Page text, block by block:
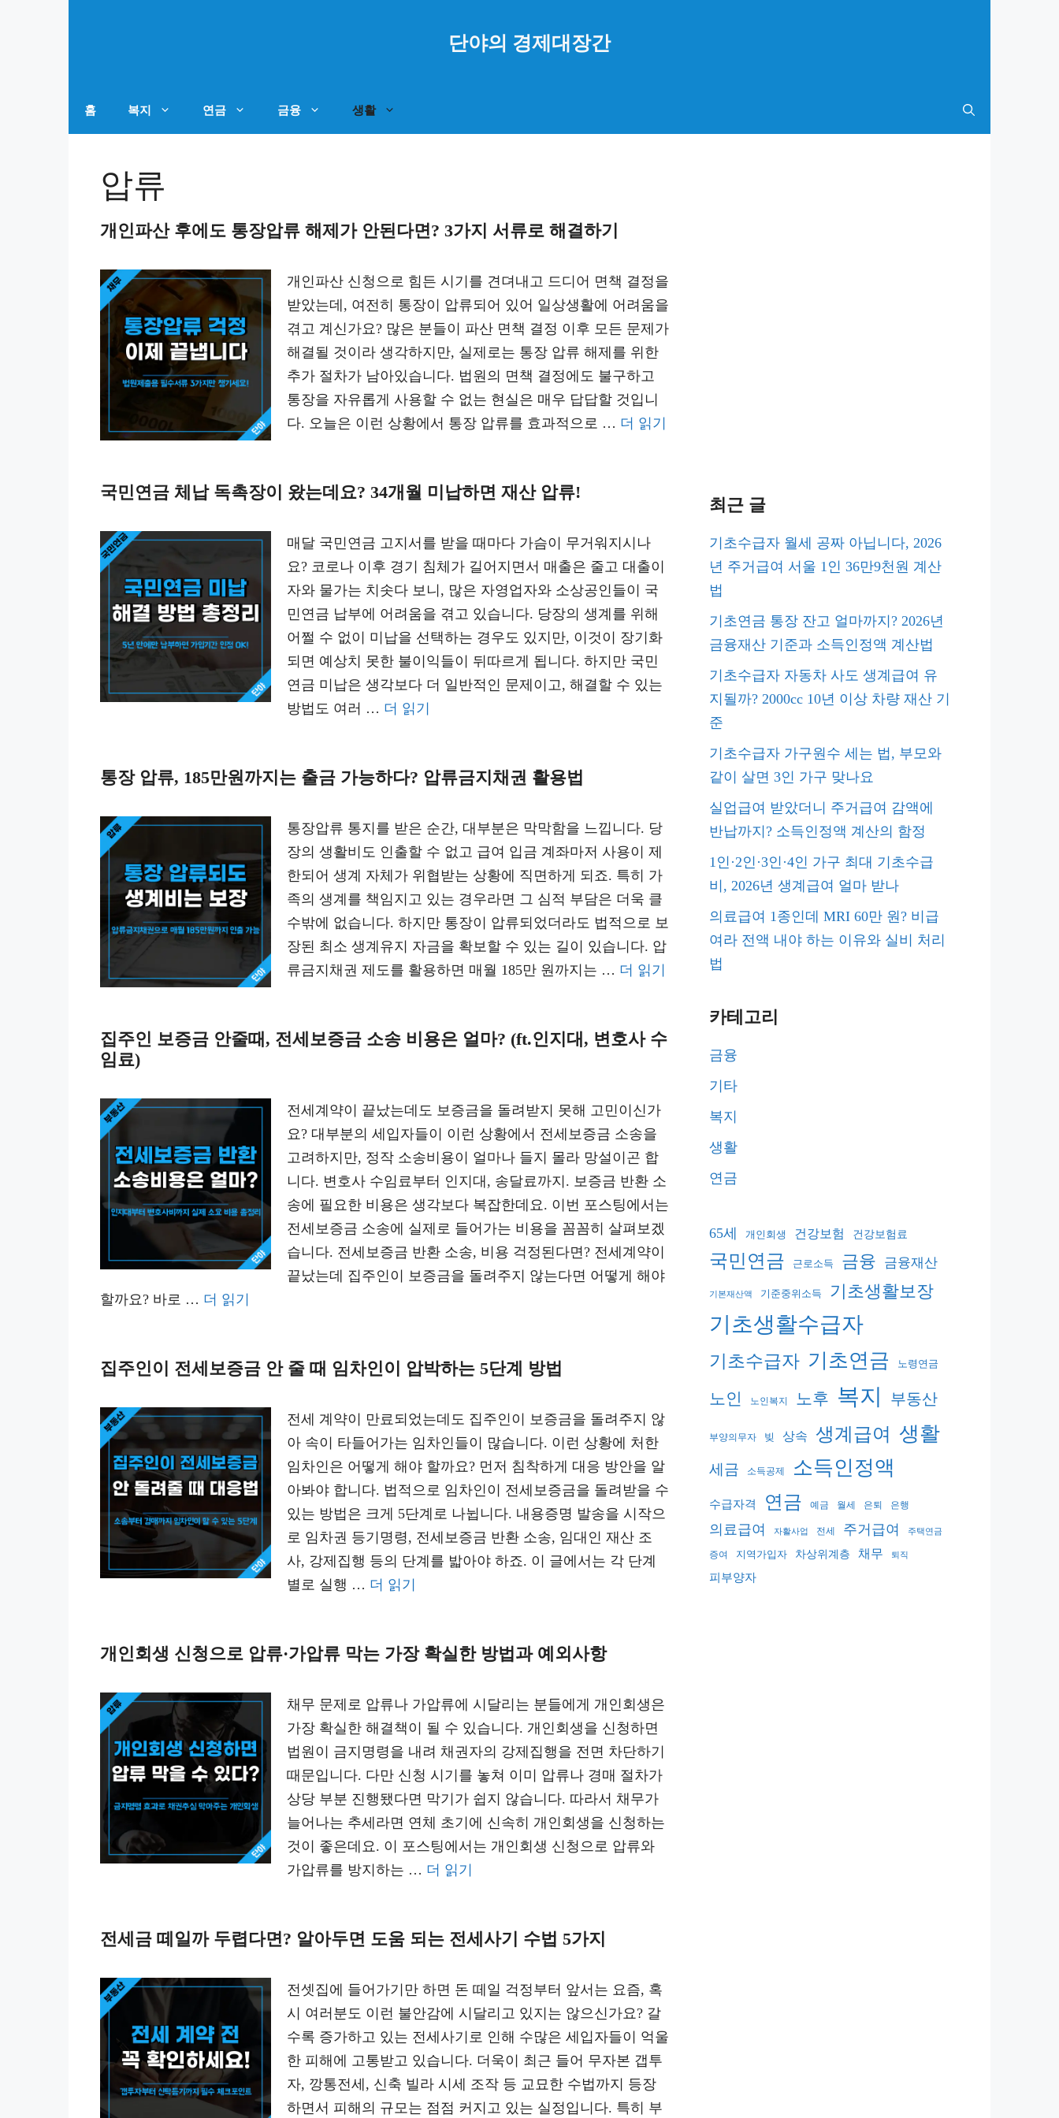
단야의 경제대장간
홈 복지 연금 금융 생활
압류
개인파산 후에도 통장압류 해제가 안된다면? 3가지 서류로 해결하기
개인파산 신청으로 힘든 시기를 견뎌내고 드디어 면책 결정을
받았는데, 여전히 통장이 압류되어 있어 일상생활에 어려움을
겪고 계신가요? 많은 분들이 파산 면책 결정 이후 모든 문제가
해결될 것이라 생각하지만, 실제로는 통장 압류 해제를 위한
추가 절차가 남아있습니다. 법원의 면책 결정에도 불구하고
통장을 자유롭게 사용할 수 없는 현실은 매우 답답할 것입니
다. 오늘은 이런 상황에서 통장 압류를 효과적으로 … 더 읽기
국민연금 체납 독촉장이 왔는데요? 34개월 미납하면 재산 압류!
매달 국민연금 고지서를 받을 때마다 가슴이 무거워지시나
요? 코로나 이후 경기 침체가 길어지면서 매출은 줄고 대출이
자와 물가는 치솟다 보니, 많은 자영업자와 소상공인들이 국
민연금 납부에 어려움을 겪고 있습니다. 당장의 생계를 위해
어쩔 수 없이 미납을 선택하는 경우도 있지만, 이것이 장기화
되면 예상치 못한 불이익들이 뒤따르게 됩니다. 하지만 국민
연금 미납은 생각보다 더 일반적인 문제이고, 해결할 수 있는
방법도 여러 … 더 읽기
통장 압류, 185만원까지는 출금 가능하다? 압류금지채권 활용법
통장압류 통지를 받은 순간, 대부분은 막막함을 느낍니다. 당
장의 생활비도 인출할 수 없고 급여 입금 계좌마저 사용이 제
한되어 생계 자체가 위협받는 상황에 직면하게 되죠. 특히 가
족의 생계를 책임지고 있는 경우라면 그 심적 부담은 더욱 클
수밖에 없습니다. 하지만 통장이 압류되었더라도 법적으로 보
장된 최소 생계유지 자금을 확보할 수 있는 길이 있습니다. 압
류금지채권 제도를 활용하면 매월 185만 원까지는 … 더 읽기
집주인 보증금 안줄때, 전세보증금 소송 비용은 얼마? (ft.인지대, 변호사 수
임료)
전세계약이 끝났는데도 보증금을 돌려받지 못해 고민이신가
요? 대부분의 세입자들이 이런 상황에서 전세보증금 소송을
고려하지만, 정작 소송비용이 얼마나 들지 몰라 망설이곤 합
니다. 변호사 수임료부터 인지대, 송달료까지. 보증금 반환 소
송에 필요한 비용은 생각보다 복잡한데요. 이번 포스팅에서는
전세보증금 소송에 실제로 들어가는 비용을 꼼꼼히 살펴보겠
습니다. 전세보증금 반환 소송, 비용 걱정된다면? 전세계약이
끝났는데 집주인이 보증금을 돌려주지 않는다면 어떻게 해야
할까요? 바로 … 더 읽기
집주인이 전세보증금 안 줄 때 임차인이 압박하는 5단계 방법
전세 계약이 만료되었는데도 집주인이 보증금을 돌려주지 않
아 속이 타들어가는 임차인들이 많습니다. 이런 상황에 처한
임차인은 어떻게 해야 할까요? 먼저 침착하게 대응 방안을 알
아봐야 합니다. 법적으로 임차인이 전세보증금을 돌려받을 수
있는 방법은 크게 5단계로 나뉩니다. 내용증명 발송을 시작으
로 임차권 등기명령, 전세보증금 반환 소송, 임대인 재산 조
사, 강제집행 등의 단계를 밟아야 하죠. 이 글에서는 각 단계
별로 실행 … 더 읽기
개인회생 신청으로 압류·가압류 막는 가장 확실한 방법과 예외사항
채무 문제로 압류나 가압류에 시달리는 분들에게 개인회생은
가장 확실한 해결책이 될 수 있습니다. 개인회생을 신청하면
법원이 금지명령을 내려 채권자의 강제집행을 전면 차단하기
때문입니다. 다만 신청 시기를 놓쳐 이미 압류나 경매 절차가
상당 부분 진행됐다면 막기가 쉽지 않습니다. 따라서 채무가
늘어나는 추세라면 연체 초기에 신속히 개인회생을 신청하는
것이 좋은데요. 이 포스팅에서는 개인회생 신청으로 압류와
가압류를 방지하는 … 더 읽기
전세금 떼일까 두렵다면? 알아두면 도움 되는 전세사기 수법 5가지
전셋집에 들어가기만 하면 돈 떼일 걱정부터 앞서는 요즘, 혹
시 여러분도 이런 불안감에 시달리고 있지는 않으신가요? 갈
수록 증가하고 있는 전세사기로 인해 수많은 세입자들이 억울
한 피해에 고통받고 있습니다. 더욱이 최근 들어 무자본 갭투
자, 깡통전세, 신축 빌라 시세 조작 등 교묘한 수법까지 등장
하면서 피해의 규모는 점점 커지고 있는 실정입니다. 특히 부
최근 글
기초수급자 월세 공짜 아닙니다, 2026
년 주거급여 서울 1인 36만9천원 계산
법
기초연금 통장 잔고 얼마까지? 2026년
금융재산 기준과 소득인정액 계산법
기초수급자 자동차 사도 생계급여 유
지될까? 2000cc 10년 이상 차량 재산 기
준
기초수급자 가구원수 세는 법, 부모와
같이 살면 3인 가구 맞나요
실업급여 받았더니 주거급여 감액에
반납까지? 소득인정액 계산의 함정
1인·2인·3인·4인 가구 최대 기초수급
비, 2026년 생계급여 얼마 받나
의료급여 1종인데 MRI 60만 원? 비급
여라 전액 내야 하는 이유와 실비 처리
법
카테고리
금융
기타
복지
생활
연금
65세 개인회생 건강보험 건강보험료
국민연금 근로소득 금융 금융재산
기본재산액 기준중위소득 기초생활보장
기초생활수급자
기초수급자 기초연금 노령연금
노인 노인복지 노후 복지 부동산
부양의무자 빚 상속 생계급여 생활
세금 소득공제 소득인정액
수급자격 연금 예금 월세 은퇴 은행
의료급여 자활사업 전세 주거급여 주택연금
증여 지역가입자 차상위계층 채무 퇴직
피부양자